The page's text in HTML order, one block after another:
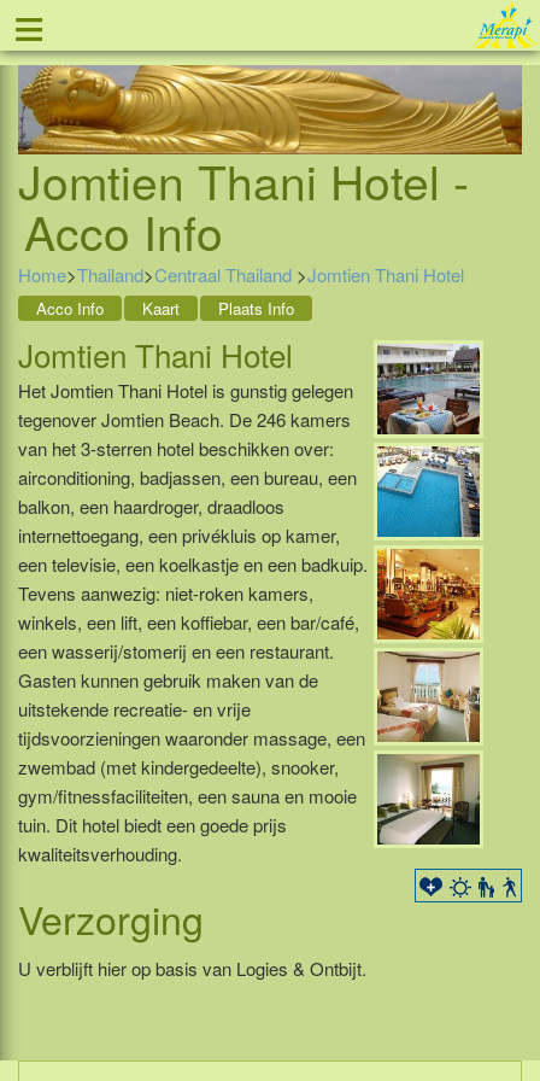
≡ Tel: 088 - 81 11 999
Jomtien Thani Hotel -
Acco Info
Home>Thailand>Centraal Thailand >Jomtien Thani Hotel
Acco Info Kaart Plaats Info
Jomtien Thani Hotel
Het Jomtien Thani Hotel is gunstig gelegen
tegenover Jomtien Beach. De 246 kamers
van het 3-sterren hotel beschikken over:
airconditioning, badjassen, een bureau, een
balkon, een haardroger, draadloos
internettoegang, een privékluis op kamer,
een televisie, een koelkastje en een badkuip.
Tevens aanwezig: niet-roken kamers,
winkels, een lift, een koffiebar, een bar/café,
een wasserij/stomerij en een restaurant.
Gasten kunnen gebruik maken van de
uitstekende recreatie- en vrije
tijdsvoorzieningen waaronder massage, een
zwembad (met kindergedeelte), snooker,
gym/fitnessfaciliteiten, een sauna en mooie
tuin. Dit hotel biedt een goede prijs
kwaliteitsverhouding.
Verzorging
U verblijft hier op basis van Logies & Ontbijt.